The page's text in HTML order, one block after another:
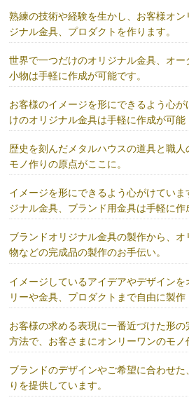
熟練の技術や経験を生かし、お客様オン
ジナル金具、プロダクトを作ります。
世界で一つだけのオリジナル金具、オ
小物は手軽に作成が可能です。
お客様のイメージを形にできるよう心
けのオリジナル金具は手軽に作成が可能
歴史を刻んだメタルハウスの道具と職
モノ作りの原点がここに。
イメージを形にできるよう心がけていま
ジナル金具、ブランド用金具は手軽に作
ブランドオリジナル金具の製作から、
物などの完成品の製作のお手伝い。
イメージしているアイデアやデザイン
リーや金具、プロダクトまで自由に製作
お客様の求める表現に一番近づけた形
方法で、お客さまにオンリーワンのモノ
ブランドのデザインやご希望に合わせ
りを提供しています。